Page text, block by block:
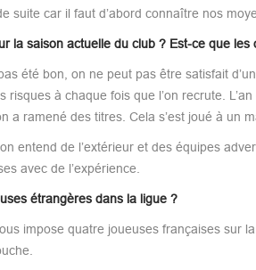
suite car il faut d’abord connaître nos
la saison actuelle du club ? Est-ce que les
été bon, on ne peut pas être satisfait
risques à chaque fois que l’on recrute.
a ramené des titres. Cela s’est joué à un
entend de l’extérieur et des équipes
avec de l’expérience.
étrangères dans la ligue ?
impose quatre joueuses françaises sur